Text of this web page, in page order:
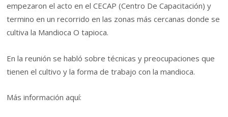
empezaron el acto en el CECAP (Centro De Capacitación) y
termino en un recorrido en las zonas más cercanas donde se
cultiva la Mandioca O tapioca.
En la reunión se habló sobre técnicas y preocupaciones que
tienen el cultivo y la forma de trabajo con la mandioca.
Más información aquí: